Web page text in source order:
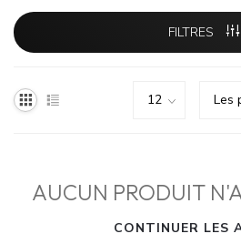
FILTRES
AUCUN PRODUIT
CONTINUER LES